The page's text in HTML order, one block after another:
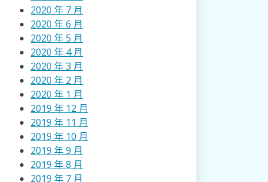
2020 年 7 月
2020 年 6 月
2020 年 5 月
2020 年 4 月
2020 年 3 月
2020 年 2 月
2020 年 1 月
2019 年 12 月
2019 年 11 月
2019 年 10 月
2019 年 9 月
2019 年 8 月
2019 年 7 月